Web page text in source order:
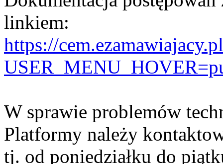
linkiem:
https://
W sprawie problemów
Platformy należy
tj. od poniedziałku do